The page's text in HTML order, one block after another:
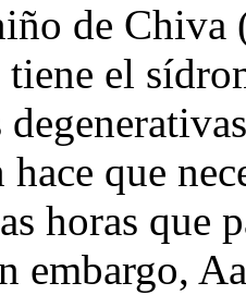
de
el
que
horas que
embargo,